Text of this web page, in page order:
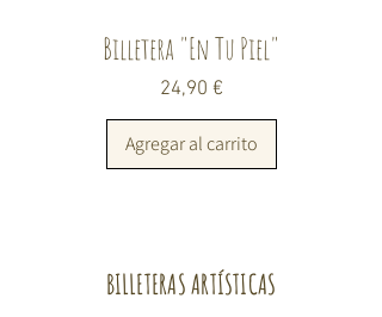
Billetera "En Tu Piel"
Precio
24,90 €
Agregar al carrito
BILLETERAS ARTÍSTICAS